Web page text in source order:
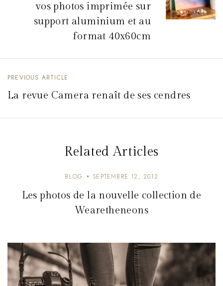
PREVIOUS ARTICLE
La revue Camera renaît de ses cendres
vos photos imprimée sur
support aluminium et au
format 40x60cm
Related Articles
BLOG SEPTEMBRE 12, 2012
Les photos de la nouvelle collection de
Wearetheneons